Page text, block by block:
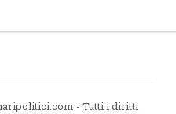
- Tutti i diritti